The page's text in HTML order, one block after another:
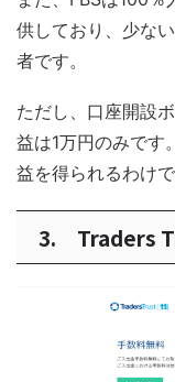
供しており、少な
者です。
ただし、口座開設
益は1万円のみです
益を得られるわけ
3. Traders